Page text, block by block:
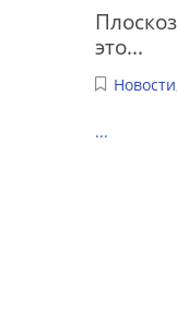
это...
Новости
...